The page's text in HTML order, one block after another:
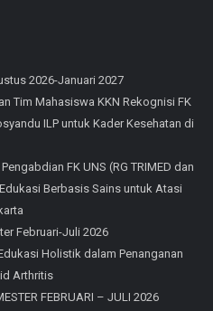
2026-Januari 2027
Tim Mahasiswa KKN Rekognisi FK
ILP untuk Kader Kesehatan di
FK UNS (RG TRIMED dan
Berbasis Sains untuk Atasi
Februari-Juli 2026
Holistik dalam Penanganan
Arthritis
FEBRUARI – JULI 2026